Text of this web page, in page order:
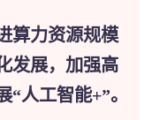
算力资源规模
发展，加强高
人工智能+”。